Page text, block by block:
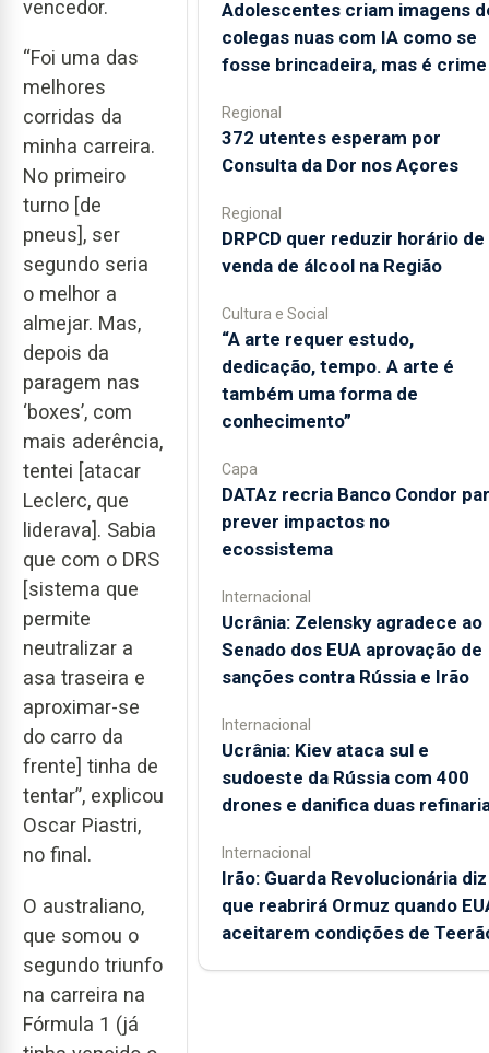
vencedor.
“Foi uma das
melhores
corridas da
minha carreira.
No primeiro
turno [de
pneus], ser
segundo seria
o melhor a
almejar. Mas,
depois da
paragem nas
‘boxes’, com
mais aderência,
tentei [atacar
Leclerc, que
liderava]. Sabia
que com o DRS
[sistema que
permite
neutralizar a
asa traseira e
aproximar-se
do carro da
frente] tinha de
tentar”, explicou
Oscar Piastri,
no final.
O australiano,
que somou o
segundo triunfo
na carreira na
Fórmula 1 (já
Adolescentes criam imagens
colegas nuas com IA como se
fosse brincadeira, mas é crime
Regional
372 utentes esperam por
Consulta da Dor nos Açores
Regional
DRPCD quer reduzir horário de
venda de álcool na Região
Cultura e Social
“A arte requer estudo,
dedicação, tempo. A arte é
também uma forma de
conhecimento”
Capa
DATAz recria Banco Condor
prever impactos no
ecossistema
Internacional
Ucrânia: Zelensky agradece ao
Senado dos EUA aprovação de
sanções contra Rússia e Irão
Internacional
Ucrânia: Kiev ataca sul e
sudoeste da Rússia com 400
drones e danifica duas
Internacional
Irão: Guarda Revolucionária diz
que reabrirá Ormuz quando
aceitarem condições de